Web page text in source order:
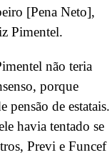
[Pena Neto],
Pimentel.
não teria
porque
pensão de estatais.
havia tentado se
Previ e Funcef